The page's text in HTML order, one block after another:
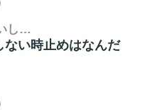
し…
ない時止めはなんだ